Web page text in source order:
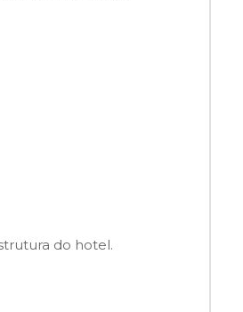
do hotel.